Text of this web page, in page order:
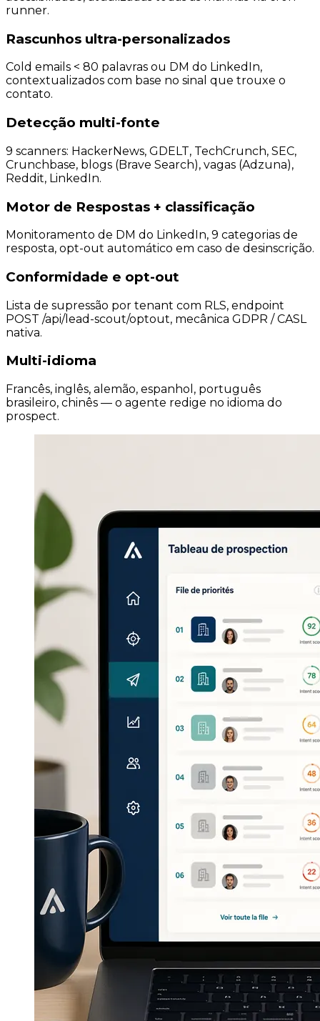
runner.
Rascunhos ultra-personalizados
Cold emails < 80 palavras ou DM do LinkedIn,
contextualizados com base no sinal que trouxe o
contato.
Detecção multi-fonte
9 scanners: HackerNews, GDELT, TechCrunch, SEC,
Crunchbase, blogs (Brave Search), vagas (Adzuna),
Reddit, LinkedIn.
Motor de Respostas + classificação
Monitoramento de DM do LinkedIn, 9 categorias de
resposta, opt-out automático em caso de desinscrição.
Conformidade e opt-out
Lista de supressão por tenant com RLS, endpoint
POST /api/lead-scout/optout, mecânica GDPR / CASL
nativa.
Multi-idioma
Francês, inglês, alemão, espanhol, português
brasileiro, chinês — o agente redige no idioma do
prospect.